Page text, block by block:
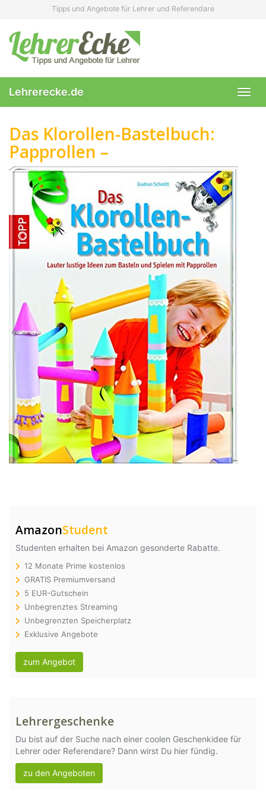
content
Tipps und Angebote für Lehrer und Referendare
Lehrerecke.de
Das Klorollen-Bastelbuch:
Papprollen –
AmazonStudent
Studenten erhalten bei Amazon gesonderte Rabatte.
12 Monate Prime kostenlos
GRATIS Premiumversand
5 EUR-Gutschein
Unbegrenztes Streaming
Unbegrenzten Speicherplatz
Exklusive Angebote
zum Angebot
Lehrergeschenke
Du bist auf der Suche nach einer coolen Geschenkidee für
Lehrer oder Referendare? Dann wirst Du hier fündig.
zu den Angeboten